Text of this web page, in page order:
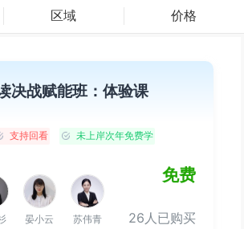
区域 价格
决战赋能班：体验课
支持回看 未上岸次年免费学
晏小云 苏伟青
免费
26人已购买